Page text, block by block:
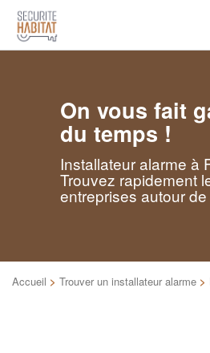
On vous fait
du temps !
Installateur alarme à
Trouvez rapidement
entreprises autour de
Accueil > Trouver un installateur alarme >